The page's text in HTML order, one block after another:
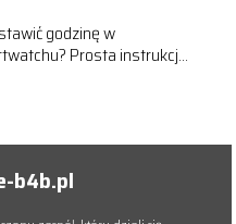
godzinę w
Prosta instrukcja
b4b.pl